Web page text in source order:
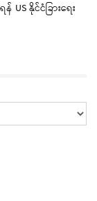
နိုင်ငံခြားရေး